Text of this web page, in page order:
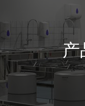
产